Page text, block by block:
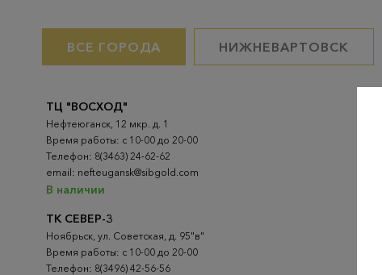
ВСЕ ГОРОДА НИЖНЕВАРТОВСК
ТК СЕВЕР-3
Ноябрьск, ул. Советская, д. 95"в"
Время работы: с 10-00 до 20-00
Телефон: 8(3496) 42-56-56
ТЦ "ВОСХОД"
Нефтеюганск, 12 мкр. д. 1
Время работы: с 10-00 до 20-00
Телефон: 8(3463) 24-62-62
email: nefteugansk@sibgold.com
В наличии